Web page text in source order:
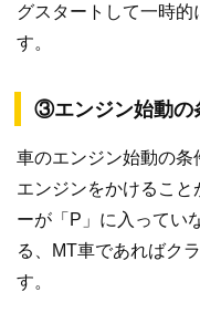
グスタートして一時的
す。
③エンジン始動の
車のエンジン始動の条
エンジンをかけるこ
ーが「P」に入ってい
る、MT車であればク
す。